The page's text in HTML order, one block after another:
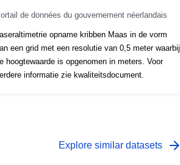
de données du gouvernement néerlandais
Laseraltimetrie opname kribben Maas in de vorm
een grid met een resolutie van 0,5 meter waarbij
hoogtewaarde is opgenomen in meters. Voor
informatie zie kwaliteitsdocument.
Explore similar datasets arrow_forward